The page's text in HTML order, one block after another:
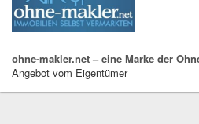
ohne-makler.net – eine Marke der
Angebot vom Eigentümer